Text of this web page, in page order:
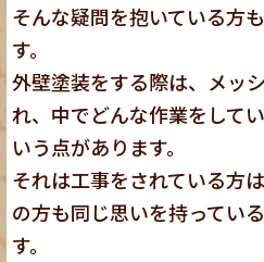
そんな疑問を抱いている方
す。
外壁塗装をする際は、メッ
れ、中でどんな作業をして
いう点があります。
それは工事をされている方
の方も同じ思いを持ってい
す。